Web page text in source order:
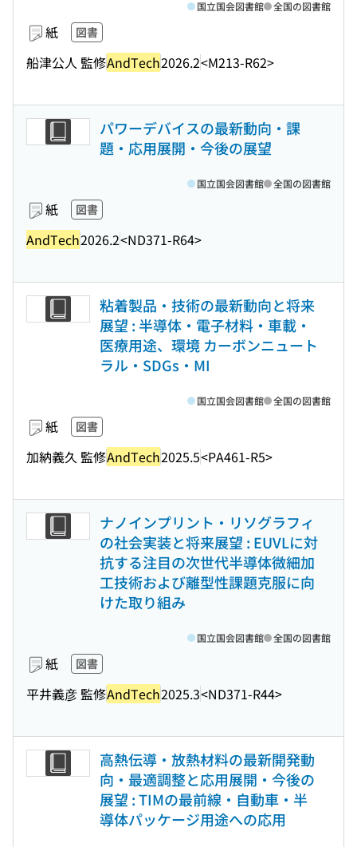
紙 図書
船津公人 監修AndTech2026.2<M213-R62>
国立国会図書館 全国の図書館
パワーデバイスの最新動向・課
題・応用展開・今後の展望
紙 図書
AndTech2026.2<ND371-R64>
国立国会図書館 全国の図書館
粘着製品・技術の最新動向と将来
展望 : 半導体・電子材料・車載・
医療用途、環境 カーボンニュート
ラル・SDGs・MI
紙 図書
加納義久 監修AndTech2025.5<PA461-R5>
国立国会図書館 全国の図書館
ナノインプリント・リソグラフィ
の社会実装と将来展望 : EUVLに対
抗する注目の次世代半導体微細加
工技術および離型性課題克服に向
けた取り組み
紙 図書
平井義彦 監修AndTech2025.3<ND371-R44>
国立国会図書館 全国の図書館
高熱伝導・放熱材料の最新開発動
向・最適調整と応用展開・今後の
展望 : TIMの最前線・自動車・半
導体パッケージ用途への応用